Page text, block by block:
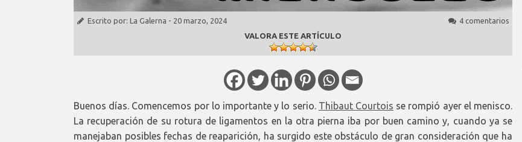
Escrito por: La Galerna - 20 marzo, 2024
4 comentarios
VALORA ESTE ARTÍCULO
Buenos días. Comencemos por lo importante y lo serio. Thibaut Courtois se rompió ayer el menisco.
La recuperación de su rotura de ligamentos en la otra pierna iba por buen camino y, cuando ya se
manejaban posibles fechas de reaparición, ha surgido este obstáculo de gran consideración que ha